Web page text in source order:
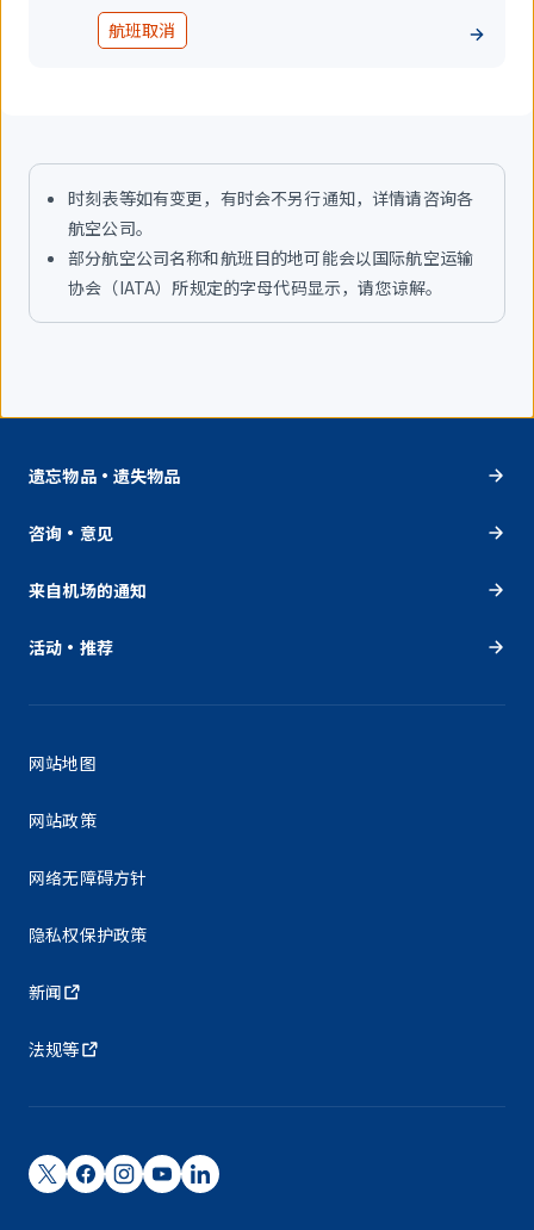
地航班取消
时刻表等如有变更，有时会不另行通知，详情请咨询各
航空公司。
部分航空公司名称和航班目的地可能会以国际航空运输
协会（IATA）所规定的字母代码显示，请您谅解。
遗忘物品・遗失物品
咨询・意见
来自机场的通知
活动・推荐
网站地图
网站政策
网络无障碍方针
隐私权保护政策
新闻
法规等